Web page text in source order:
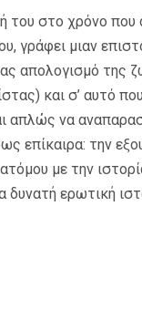
του στο χρόνο
γράφει μιαν
απολογισμό της
και σ’ αυτό
απλώς να
επίκαιρα: την
με την
δυνατή ερωτική